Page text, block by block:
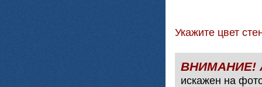
Укажите цвет
искажен на